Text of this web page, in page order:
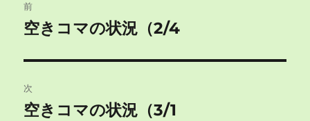
稿
ビ
ゲ
前
前
投
稿:
空きコマの状況（2/4
次
次
空きコマの状況（3/1